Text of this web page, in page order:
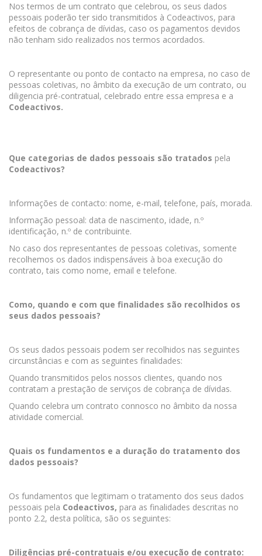
Nos termos de um contrato que celebrou, os seus dados
pessoais poderão ter sido transmitidos à Codeactivos, para
efeitos de cobrança de dívidas, caso os pagamentos devidos
não tenham sido realizados nos termos acordados.
O representante ou ponto de contacto na empresa, no caso de
pessoas coletivas, no âmbito da execução de um contrato, ou
diligencia pré-contratual, celebrado entre essa empresa e a
Codeactivos.
Que categorias de dados pessoais são tratados pela
Codeactivos?
Informações de contacto: nome, e-mail, telefone, país, morada.
Informação pessoal: data de nascimento, idade, n.º
identificação, n.º de contribuinte.
No caso dos representantes de pessoas coletivas, somente
recolhemos os dados indispensáveis à boa execução do
contrato, tais como nome, email e telefone.
Como, quando e com que finalidades são recolhidos os
seus dados pessoais?
Os seus dados pessoais podem ser recolhidos nas seguintes
circunstâncias e com as seguintes finalidades:
Quando transmitidos pelos nossos clientes, quando nos
contratam a prestação de serviços de cobrança de dívidas.
Quando celebra um contrato connosco no âmbito da nossa
atividade comercial.
Quais os fundamentos e a duração do tratamento dos
dados pessoais?
Os fundamentos que legitimam o tratamento dos seus dados
pessoais pela Codeactivos, para as finalidades descritas no
ponto 2.2, desta política, são os seguintes:
Diligências pré-contratuais e/ou execução de contrato: